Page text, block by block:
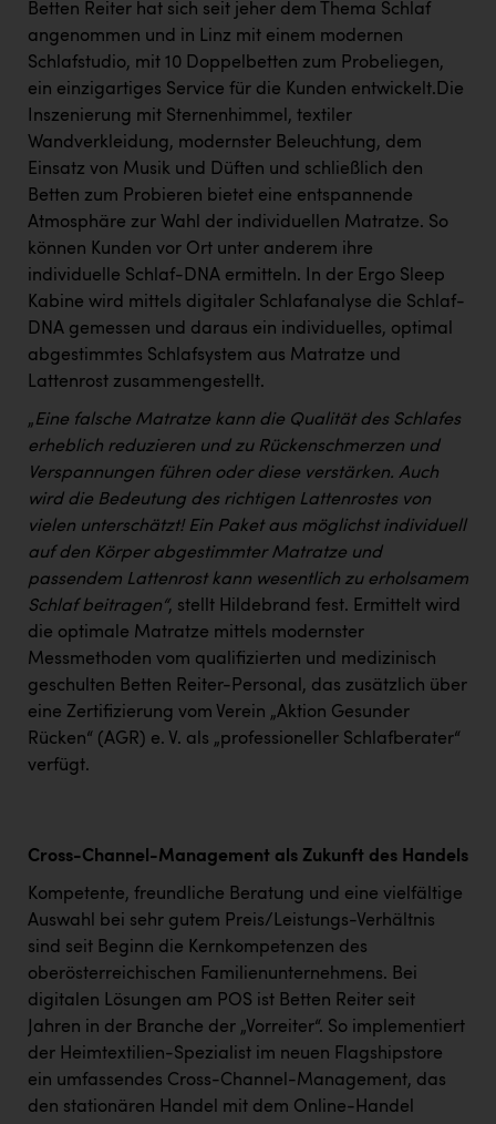
Betten Reiter hat sich seit jeher dem Thema Schlaf
angenommen und in Linz mit einem modernen
Schlafstudio, mit 10 Doppelbetten zum Probeliegen,
ein einzigartiges Service für die Kunden entwickelt.Die
Inszenierung mit Sternenhimmel, textiler
Wandverkleidung, modernster Beleuchtung, dem
Einsatz von Musik und Düften und schließlich den
Betten zum Probieren bietet eine entspannende
Atmosphäre zur Wahl der individuellen Matratze. So
können Kunden vor Ort unter anderem ihre
individuelle Schlaf-DNA ermitteln. In der Ergo Sleep
Kabine wird mittels digitaler Schlafanalyse die Schlaf-
DNA gemessen und daraus ein individuelles, optimal
abgestimmtes Schlafsystem aus Matratze und
Lattenrost zusammengestellt.
„Eine falsche Matratze kann die Qualität des Schlafes
erheblich reduzieren und zu Rückenschmerzen und
Verspannungen führen oder diese verstärken. Auch
wird die Bedeutung des richtigen Lattenrostes von
vielen unterschätzt! Ein Paket aus möglichst individuell
auf den Körper abgestimmter Matratze und
passendem Lattenrost kann wesentlich zu erholsamem
Schlaf beitragen“, stellt Hildebrand fest. Ermittelt wird
die optimale Matratze mittels modernster
Messmethoden vom qualifizierten und medizinisch
geschulten Betten Reiter-Personal, das zusätzlich über
eine Zertifizierung vom Verein „Aktion Gesunder
Rücken“ (AGR) e. V. als „professioneller Schlafberater“
verfügt.
Cross-Channel-Management als Zukunft des Handels
Kompetente, freundliche Beratung und eine vielfältige
Auswahl bei sehr gutem Preis/Leistungs-Verhältnis
sind seit Beginn die Kernkompetenzen des
oberösterreichischen Familienunternehmens. Bei
digitalen Lösungen am POS ist Betten Reiter seit
Jahren in der Branche der „Vorreiter“. So implementiert
der Heimtextilien-Spezialist im neuen Flagshipstore
ein umfassendes Cross-Channel-Management, das
den stationären Handel mit dem Online-Handel